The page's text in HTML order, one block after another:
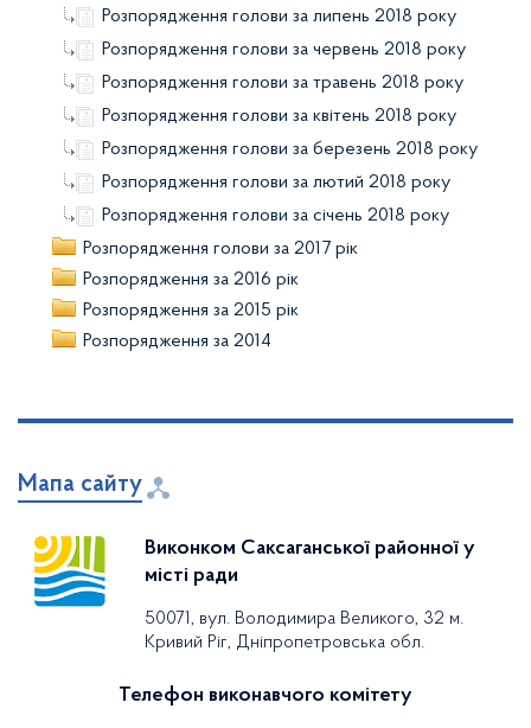
Розпорядження голови за липень 2018 року
Розпорядження голови за червень 2018 року
Розпорядження голови за травень 2018 року
Розпорядження голови за квітень 2018 року
Розпорядження голови за березень 2018 року
Розпорядження голови за лютий 2018 року
Розпорядження голови за січень 2018 року
Розпорядження голови за 2017 рік
Розпорядження за 2016 рік
Розпорядження за 2015 рік
Розпорядження за 2014
Мапа сайту
Виконком Саксаганської районної у
місті ради
50071, вул. Володимира Великого, 32 м.
Кривий Ріг, Дніпропетровська обл.
Телефон виконавчого комітету